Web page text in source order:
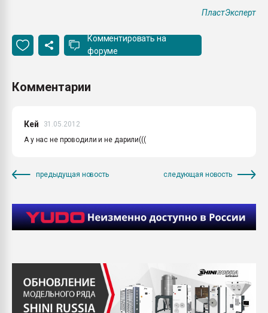
ПластЭксперт
Комментировать на
форуме
Комментарии
Кей
31.05.2012
А у нас не проводили и не дарили(((
предыдущая новость следующая новость